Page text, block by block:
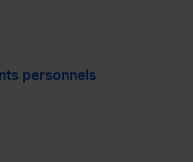
personnels